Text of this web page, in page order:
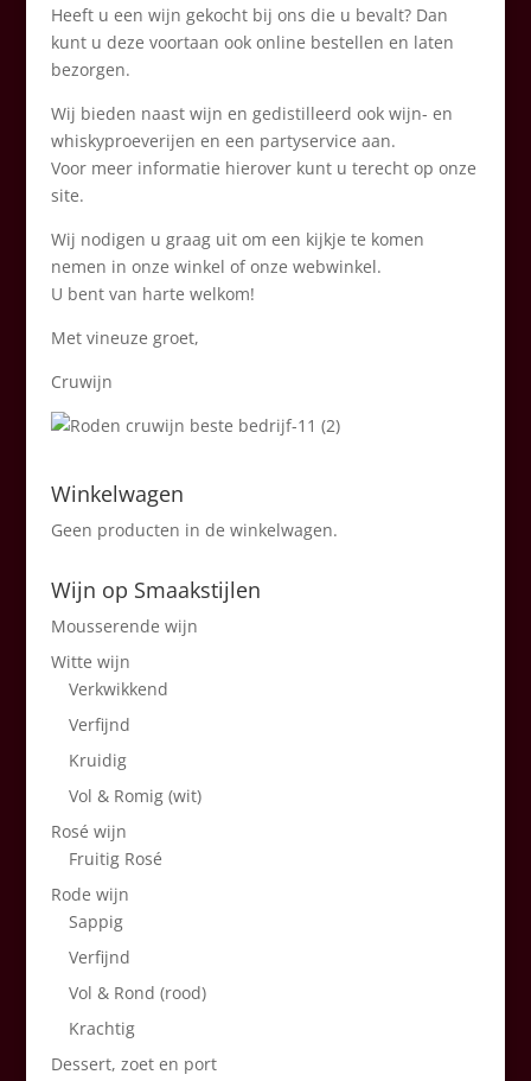
Heeft u een wijn gekocht bij ons die u bevalt? Dan
kunt u deze voortaan ook online bestellen en laten
bezorgen.
Wij bieden naast wijn en gedistilleerd ook wijn- en
whiskyproeverijen en een partyservice aan.
Voor meer informatie hierover kunt u terecht op onze
site.
Wij nodigen u graag uit om een kijkje te komen
nemen in onze winkel of onze webwinkel.
U bent van harte welkom!
Met vineuze groet,
Cruwijn
Winkelwagen
Geen producten in de winkelwagen.
Wijn op Smaakstijlen
Mousserende wijn
Witte wijn
Verkwikkend
Verfijnd
Kruidig
Vol & Romig (wit)
Rosé wijn
Fruitig Rosé
Rode wijn
Sappig
Verfijnd
Vol & Rond (rood)
Krachtig
Dessert, zoet en port